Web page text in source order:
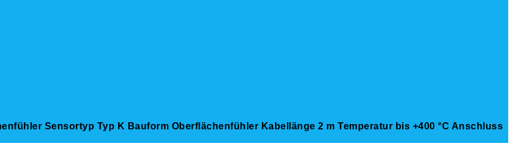
Sensortyp Typ K Bauform Oberflächenfühler Kabellänge 2 m Temperatur bis +400 °C Anschluss